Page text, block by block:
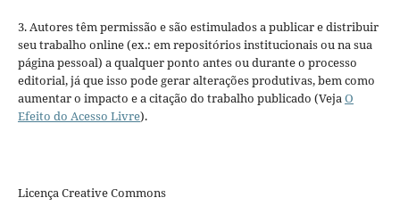
3. Autores têm permissão e são estimulados a publicar e distribuir
seu trabalho online (ex.: em repositórios institucionais ou na sua
página pessoal) a qualquer ponto antes ou durante o processo
editorial, já que isso pode gerar alterações produtivas, bem como
aumentar o impacto e a citação do trabalho publicado (Veja O
Efeito do Acesso Livre).
Licença Creative Commons